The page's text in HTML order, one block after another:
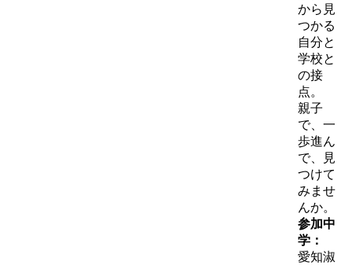
から見
つかる
自分と
学校と
の接
点。
親子
で、一
歩進ん
で、見
つけて
みませ
んか。
参加中
学：
愛知淑